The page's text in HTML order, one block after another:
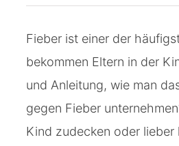
Fieber ist einer der
bekommen Eltern in der
und Anleitung, wie man
gegen Fieber
Kind zudecken oder lieber